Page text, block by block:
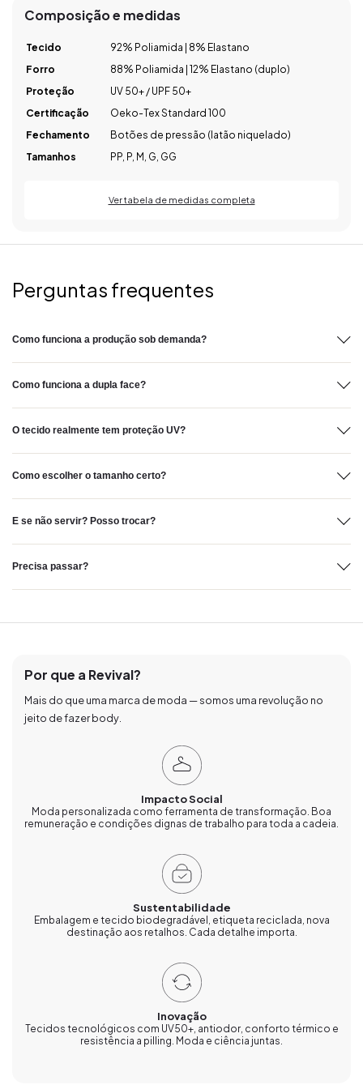
Composição e medidas
Tecido
92% Poliamida | 8% Elastano
Forro
88% Poliamida | 12% Elastano (duplo)
Proteção
UV 50+ / UPF 50+
Certificação
Oeko-Tex Standard 100
Fechamento
Botões de pressão (latão niquelado)
Tamanhos
PP, P, M, G, GG
Ver tabela de medidas completa
Perguntas frequentes
Como funciona a produção sob demanda?
Como funciona a dupla face?
O tecido realmente tem proteção UV?
Como escolher o tamanho certo?
E se não servir? Posso trocar?
Precisa passar?
Por que a Revival?
Mais do que uma marca de moda — somos uma revolução no
jeito de fazer body.
Impacto Social
Moda personalizada como ferramenta de transformação. Boa
remuneração e condições dignas de trabalho para toda a cadeia.
Sustentabilidade
Embalagem e tecido biodegradável, etiqueta reciclada, nova
destinação aos retalhos. Cada detalhe importa.
Inovação
Tecidos tecnológicos com UV50+, antiodor, conforto térmico e
resistência a pilling. Moda e ciência juntas.